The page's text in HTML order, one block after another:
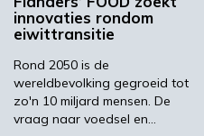
Meest gelezen
innovaties rondom
eiwittransitie
Rond 2050 is de
wereldbevolking gegroeid tot
zo'n 10 miljard mensen. De
vraag naar voedsel en…